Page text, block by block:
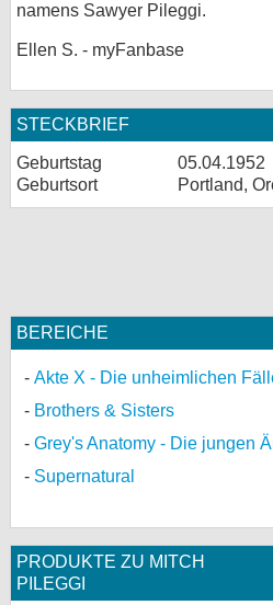
namens Sawyer Pileggi.
Ellen S. - myFanbase
STECKBRIEF
Geburtstag
05.04.1952
Geburtsort
Portland,
BEREICHE
Akte X - Die unheimlichen
Brothers & Sisters
Grey's Anatomy - Die jungen
Supernatural
PRODUKTE ZU MITCH
PILEGGI